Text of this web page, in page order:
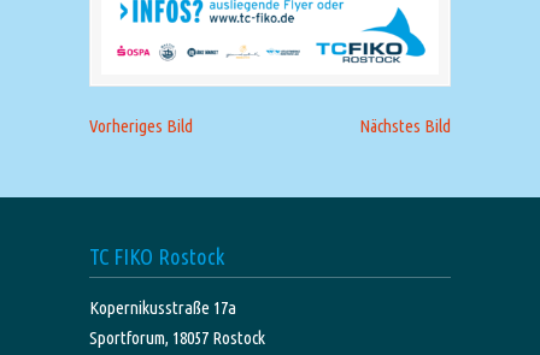
Vorheriges Bild Nächstes Bild
TC FIKO Rostock
Kopernikusstraße 17a
Sportforum, 18057 Rostock